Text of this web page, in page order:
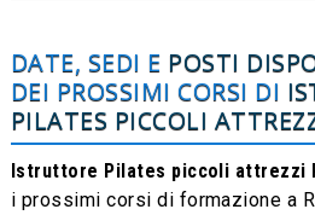
DATE, SEDI E POSTI
DEI PROSSIMI CORSI DI
PILATES PICCOLI
Istruttore Pilates piccoli attrezzi
i prossimi corsi di formazione a